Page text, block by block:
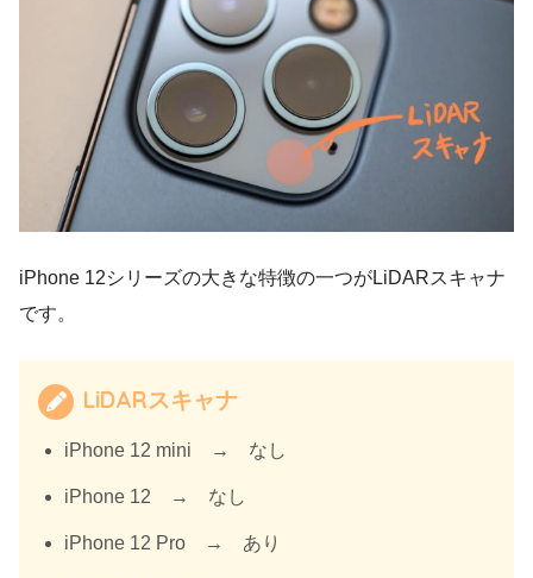
iPhone 12シリーズの大きな特徴の一つがLiDARスキャナ
です。
LiDARスキャナ
iPhone 12 mini → なし
iPhone 12 → なし
iPhone 12 Pro → あり